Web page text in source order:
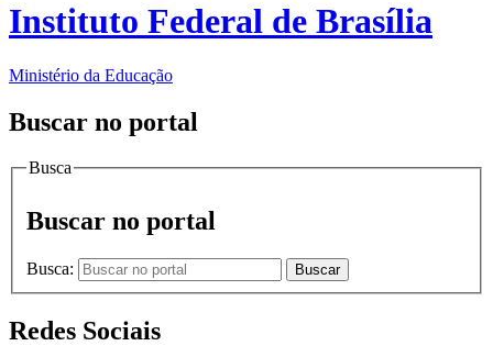
Instituto Federal de Brasília
Ministério da Educação
Buscar no portal
Busca
Buscar no portal
Busca: Buscar
Redes Sociais